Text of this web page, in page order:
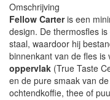
Omschrijving
Fellow Carteris een
design. De thermosfles
staal, waardoor hij
binnenkant van de fles is
oppervlak (True Taste
en de pure smaak van
ochtendkoffie, thee of